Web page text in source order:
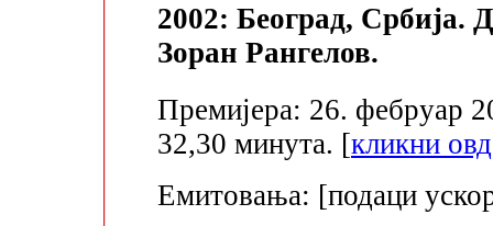
2002: Београд, Србија.
Зоран Рангелов.
Премијера: 26. фебруар
32,30 минута. [кликни
Емитовања: [подаци